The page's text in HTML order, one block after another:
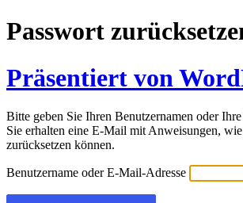
Passwort
Präsentiert von
Bitte geben Sie Ihren Benutzernamen oder
Sie erhalten eine E-Mail mit Anweisungen,
zurücksetzen können.
Benutzername oder E-Mail-Adresse